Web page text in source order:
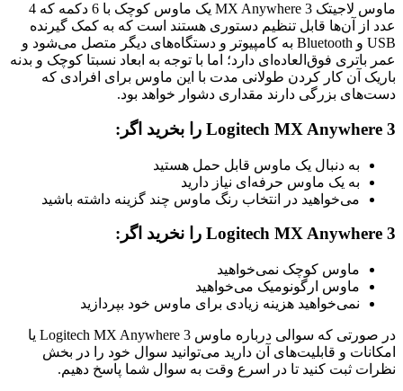
ماوس لاجیتک MX Anywhere 3 یک ماوس کوچک با 6 دکمه که 4
عدد از آن‌ها قابل تنظیم دستوری هستند است که به کمک گیرنده
USB و Bluetooth به کامپیوتر و دستگاه‌های دیگر متصل می‌شود و
عمر باتری فوق‌العاده‌ای دارد؛ اما با توجه به ابعاد نسبتا کوچک و بدنه
باریک آن کار کردن طولانی مدت با این ماوس برای افرادی که
دست‌های بزرگی دارند مقداری دشوار خواهد بود.
Logitech MX Anywhere 3 را بخرید اگر:
به دنبال یک ماوس قابل حمل هستید
به یک ماوس حرفه‌ای نیاز دارید
می‌خواهید در انتخاب رنگ ماوس چند گزینه داشته باشید
Logitech MX Anywhere 3 را نخرید اگر:
ماوس کوچک نمی‌خواهید
ماوس ارگونومیک می‌خواهید
نمی‌خواهید هزینه زیادی برای ماوس خود بپردازید
در صورتی که سوالی درباره ماوس Logitech MX Anywhere 3 یا
امکانات و قابلیت‌های آن دارید می‌‌توانید سوال خود را در بخش
نظرات ثبت کنید تا در اسرع وقت به سوال شما پاسخ دهیم.